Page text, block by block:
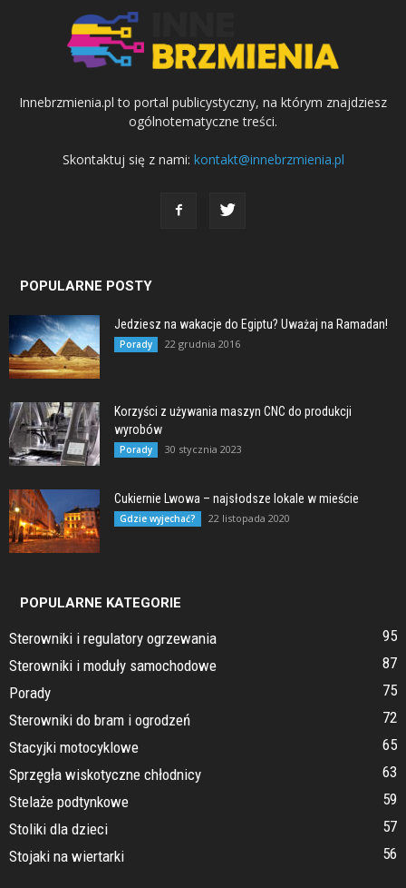
Innebrzmienia.pl to portal publicystyczny, na którym znajdziesz
ogólnotematyczne treści.
Skontaktuj się z nami: kontakt@innebrzmienia.pl
POPULARNE POSTY
Jedziesz na wakacje do Egiptu? Uważaj na Ramadan!
Porady 22 grudnia 2016
Korzyści z używania maszyn CNC do produkcji
wyrobów
Porady 30 stycznia 2023
Cukiernie Lwowa – najsłodsze lokale w mieście
Gdzie wyjechać? 22 listopada 2020
POPULARNE KATEGORIE
Sterowniki i regulatory ogrzewania
95
Sterowniki i moduły samochodowe
87
Porady
75
Sterowniki do bram i ogrodzeń
72
Stacyjki motocyklowe
65
Sprzęgła wiskotyczne chłodnicy
63
Stelaże podtynkowe
59
Stoliki dla dzieci
57
Stojaki na wiertarki
56